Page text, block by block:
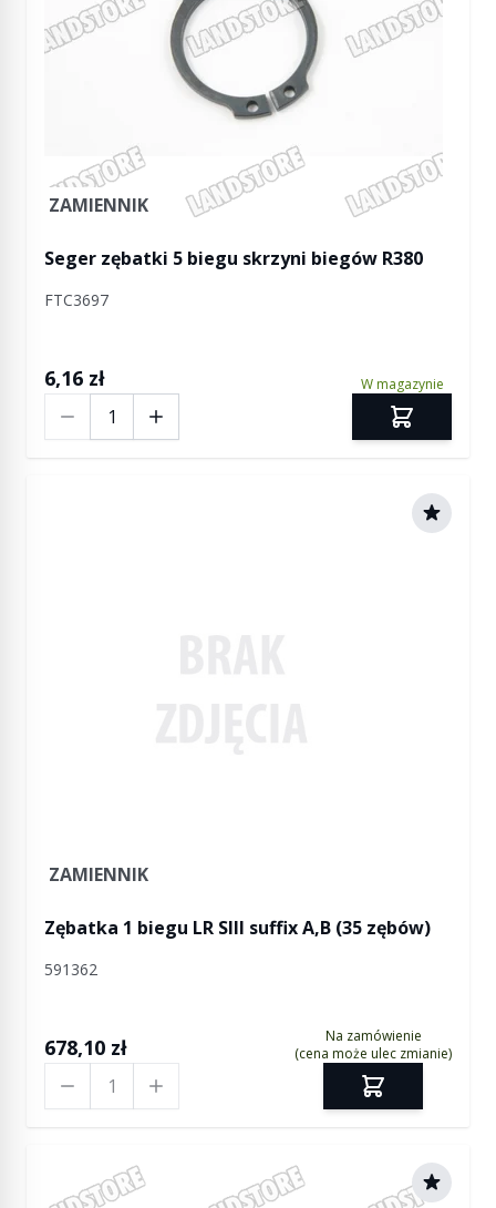
ZAMIENNIK
Seger zębatki 5 biegu skrzyni biegów R380
FTC3697
6,16 zł W magazynie
ZAMIENNIK
Zębatka 1 biegu LR SIII suffix A,B (35 zębów)
591362
678,10 zł
Na zamówienie
(cena może ulec zmianie)